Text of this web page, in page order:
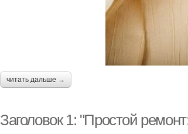
читать дальше →
Заголовок 1: "Простой